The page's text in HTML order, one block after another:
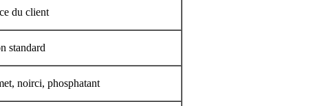
du client
standard
noirci, phosphatant